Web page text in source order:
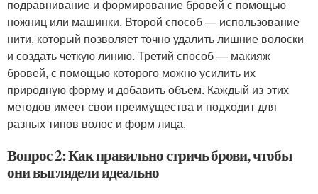
подравнивание и формирование бровей с помощью
ножниц или машинки. Второй способ — использование
нити, который позволяет точно удалить лишние волоски
и создать четкую линию. Третий способ — макияж
бровей, с помощью которого можно усилить их
природную форму и добавить объем. Каждый из этих
методов имеет свои преимущества и подходит для
разных типов волос и форм лица.
Вопрос 2: Как правильно стричь брови, чтобы
они выглядели идеально